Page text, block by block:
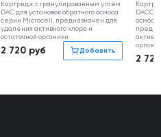
Картридж с гранулированным углём
DAC для установок обратного осмоса
серии Microcell, предназначен для
удаления активного хлора и
остаточной органики
2 720 руб Добавить
DACC
осмоса
2